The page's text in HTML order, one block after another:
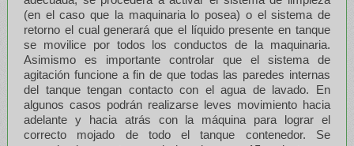
(en el caso que la maquinaria lo posea) o el sistema de
retorno el cual generará que el líquido presente en tanque
se movilice por todos los conductos de la maquinaria.
Asimismo es importante controlar que el sistema de
agitación funcione a fin de que todas las paredes internas
del tanque tengan contacto con el agua de lavado. En
algunos casos podrán realizarse leves movimiento hacia
adelante y hacia atrás con la máquina para lograr el
correcto mojado de todo el tanque contenedor. Se